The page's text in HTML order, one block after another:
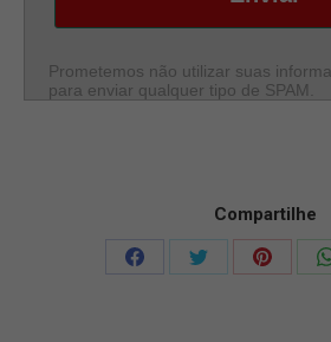
Prometemos não utilizar suas
para enviar qualquer tipo de SPAM.
Compartilhe
CompartilharCompartilhar